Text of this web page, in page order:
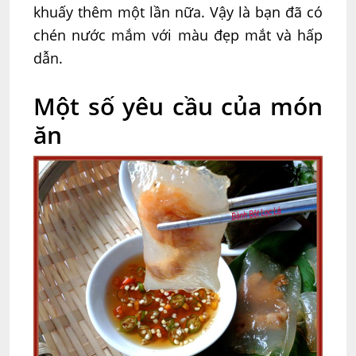
khuấy thêm một lần nữa. Vậy là bạn đã có
chén nước mắm với màu đẹp mắt và hấp
dẫn.
Một số yêu cầu của món
ăn